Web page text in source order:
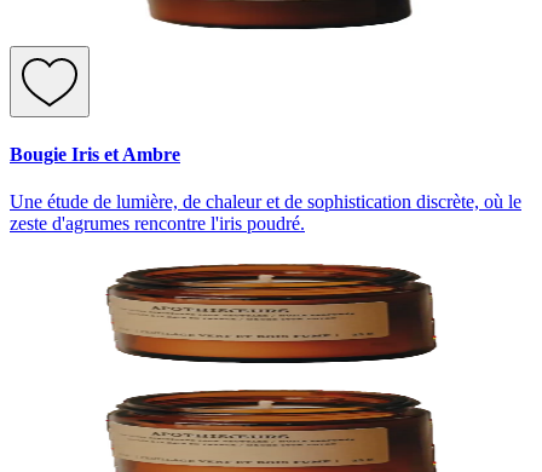
Bougie Iris et Ambre
Une étude de lumière, de chaleur et de sophistication discrète, où le
zeste d'agrumes rencontre l'iris poudré.